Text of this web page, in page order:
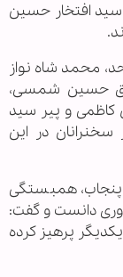
افتخار حسین
محمد شاه نواز
حسین شمسی،
و پیر سید
در این
پنجاب، همبستگی
دانست و گفت:
پرهیز کرده